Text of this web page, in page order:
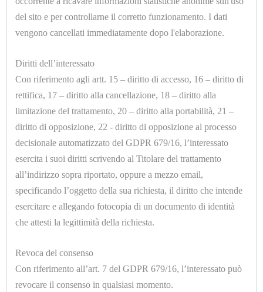
TOPPER
CONTROLLI
LIVELLO
VISIVI
AUTOMATICI
CORTECHI
VITON
COMPONENTI
CONDENSATORE INOX PM18 COMPLETO
U90150
CONDENSATORE NYLON PM18 COMPLETO
del sito e per controllarne il corretto funzionamento. I dati
vengono cancellati immediatamente dopo l'elaborazione.
Diritti dell’interessato
Con riferimento agli artt. 15 – diritto di accesso, 16 – diritto di
rettifica, 17 – diritto alla cancellazione, 18 – diritto alla
limitazione del trattamento, 20 – diritto alla portabilità, 21 –
diritto di opposizione, 22 - diritto di opposizione al processo
decisionale automatizzato del GDPR 679/16, l’interessato
esercita i suoi diritti scrivendo al Titolare del trattamento
all’indirizzo sopra riportato, oppure a mezzo email,
specificando l’oggetto della sua richiesta, il diritto che intende
esercitare e allegando fotocopia di un documento di identità
che attesti la legittimità della richiesta.
Revoca del consenso
Con riferimento all’art. 7 del GDPR 679/16, l’interessato può
revocare il consenso in qualsiasi momento.